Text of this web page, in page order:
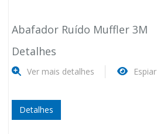
Abafador Ruído Muffler 3M
Detalhes
Ver mais detalhes Espiar
Detalhes